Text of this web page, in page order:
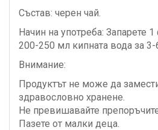
Състав: черен чай.
Начин на употреба: Запарете
200-250 мл кипната вода за 3-
Внимание:
Продуктът не може да
здравословно хранене.
Не превишавайте
Пазете от малки деца.